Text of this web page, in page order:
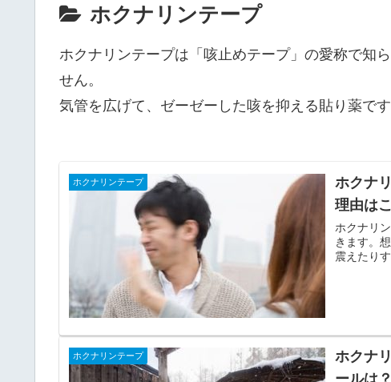
ホクナリンテープ
ホクナリンテープは「咳止めテープ」の愛称で知
せん。
気管を広げて、ゼーゼーした咳を抑える貼り薬です
ホクナリンテープ
ホクナ
理由は
ホクナリ
きます。
震えたり
ホクナリンテープ
ホクナ
ールは？